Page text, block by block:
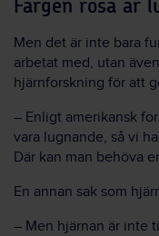
Färgen rosa är
Men det är inte bara
arbetat med, utan
hjärnforskning för att
– Enligt amerikansk
vara lugnande, så vi
Där kan man behöva
En annan sak som
– Men hjärnan är inte